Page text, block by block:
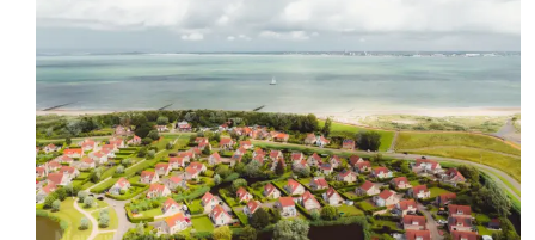
Monuments
Moulins
Points
de
vue
Attractions
Croisières